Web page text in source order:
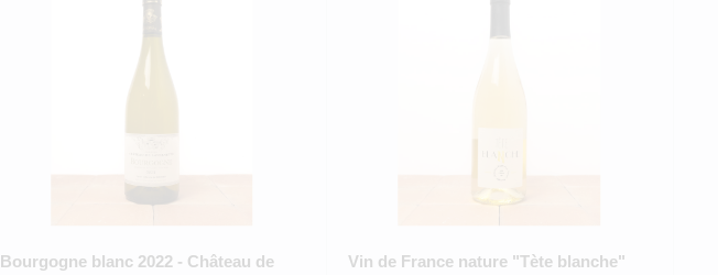
Bourgogne blanc 2022 - Château de
Vin de France nature "Tète blanche"